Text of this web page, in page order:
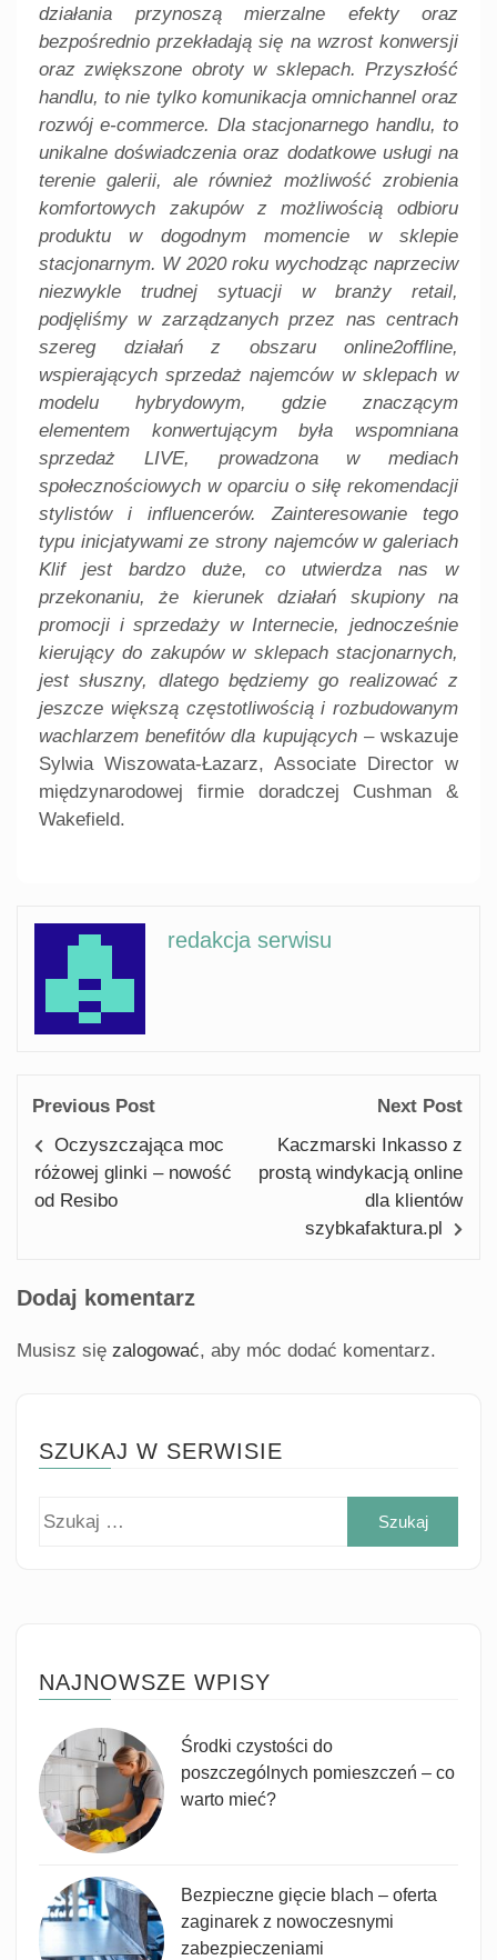
działania przynoszą mierzalne efekty oraz
bezpośrednio przekładają się na wzrost konwersji
oraz zwiększone obroty w sklepach. Przyszłość
handlu, to nie tylko komunikacja omnichannel oraz
rozwój e-commerce. Dla stacjonarnego handlu, to
unikalne doświadczenia oraz dodatkowe usługi na
terenie galerii, ale również możliwość zrobienia
komfortowych zakupów z możliwością odbioru
produktu w dogodnym momencie w sklepie
stacjonarnym. W 2020 roku wychodząc naprzeciw
niezwykle trudnej sytuacji w branży retail,
podjęliśmy w zarządzanych przez nas centrach
szereg działań z obszaru online2offline,
wspierających sprzedaż najemców w sklepach w
modelu hybrydowym, gdzie znaczącym
elementem konwertującym była wspomniana
sprzedaż LIVE, prowadzona w mediach
społecznościowych w oparciu o siłę rekomendacji
stylistów i influencerów. Zainteresowanie tego
typu inicjatywami ze strony najemców w galeriach
Klif jest bardzo duże, co utwierdza nas w
przekonaniu, że kierunek działań skupiony na
promocji i sprzedaży w Internecie, jednocześnie
kierujący do zakupów w sklepach stacjonarnych,
jest słuszny, dlatego będziemy go realizować z
jeszcze większą częstotliwością i rozbudowanym
wachlarzem benefitów dla kupujących– wskazuje
Sylwia Wiszowata-Łazarz, Associate Director w
międzynarodowej firmie doradczej Cushman &
Wakefield.
redakcja serwisu
Previous Post
Oczyszczająca moc
różowej glinki – nowość
od Resibo
Next Post
Kaczmarski Inkasso z
prostą windykacją online
dla klientów
szybkafaktura.pl
Dodaj komentarz
Musisz się zalogować, aby móc dodać komentarz.
SZUKAJ W SERWISIE
NAJNOWSZE WPISY
Środki czystości do
poszczególnych pomieszczeń – co
warto mieć?
Bezpieczne gięcie blach – oferta
zaginarek z nowoczesnymi
zabezpieczeniami